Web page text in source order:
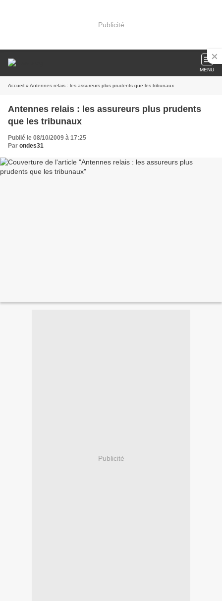
Publicité
MENU
Accueil » Antennes relais : les assureurs plus prudents que les tribunaux
Antennes relais : les assureurs plus prudents
que les tribunaux
Publié le 08/10/2009 à 17:25
Par ondes31
Publicité